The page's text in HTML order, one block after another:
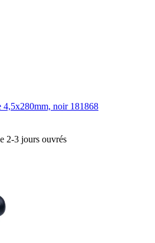
4,5x280mm, noir 181868
2-3 jours ouvrés